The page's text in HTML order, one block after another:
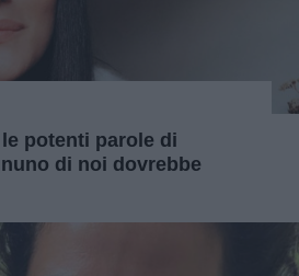
potenti parole di
di noi dovrebbe